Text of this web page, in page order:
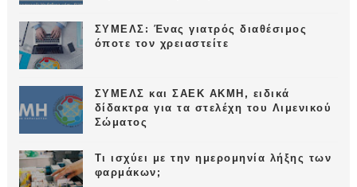
ΣΥΜΕΛΣ: Ένας γιατρός διαθέσιμος
όποτε τον χρειαστείτε
ΣΥΜΕΛΣ και ΣΑΕΚ ΑΚΜΗ, ειδικά
δίδακτρα για τα στελέχη του Λιμενικού
Σώματος
Τι ισχύει με την ημερομηνία λήξης των
φαρμάκων;